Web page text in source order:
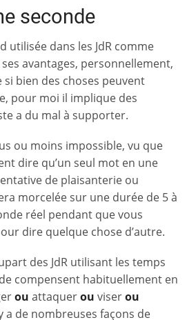
seconde
utilisée dans les JdR comme
ses avantages, personnellement,
si bien des choses peuvent
pour moi il implique des
a du mal à supporter.
ou moins impossible, vu que
dire qu’un seul mot en une
de plaisanterie ou
morcelée sur une durée de 5 à
réel pendant que vous
dire quelque chose d’autre.
des JdR utilisant les temps
compensent habituellement en
ou attaquerou viserou
a de nombreuses façons de